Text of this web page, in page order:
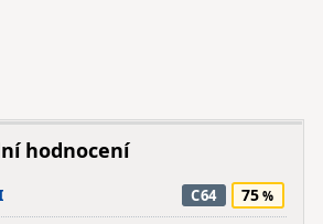
hodnocení
C64 75